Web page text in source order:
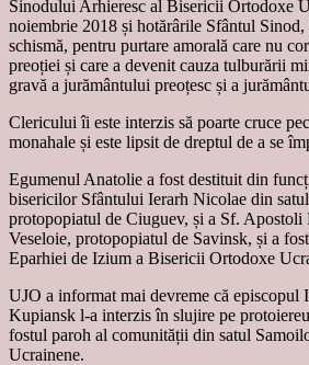
Sinodului Arhieresc al Bisericii Ortodoxe
noiembrie 2018 și hotărârile Sfântul Sinod,
schismă, pentru purtare amorală care nu
preoției și care a devenit cauza tulburării
gravă a jurământului preoțesc și a
Clericului îi este interzis să poarte cruce
monahale și este lipsit de dreptul de a se
Egumenul Anatolie a fost destituit din
bisericilor Sfântului Ierarh Nicolae din
protopopiatul de Ciuguev, și a Sf. Apostoli
Veseloie, protopopiatul de Savinsk, și a
Eparhiei de Izium a Bisericii Ortodoxe
UJO a informat mai devreme că episcopul
Kupiansk l-a interzis în slujire pe
fostul paroh al comunității din satul
Ucrainene.